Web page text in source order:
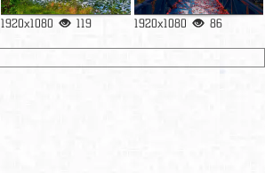
1920x1080 119 1920x1080 86